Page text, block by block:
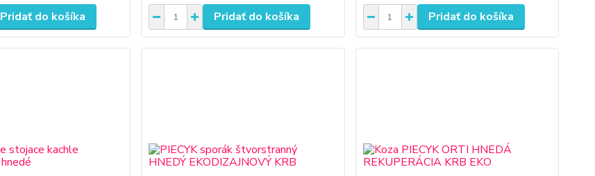
Pridať do košíka Pridať do košíka Pridať do košíka